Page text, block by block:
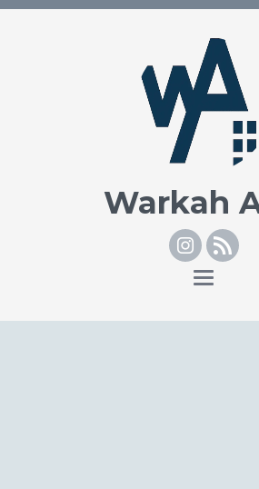
Warkah
RSS
Toggle